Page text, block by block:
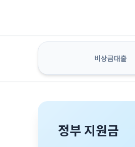
비상금대출
정부 지원금